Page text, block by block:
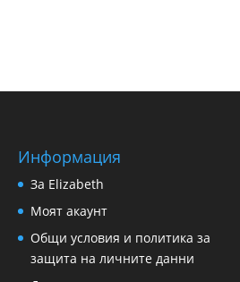
Информация
За Еlizabeth
Моят акаунт
Общи условия и политика за
защита на личните данни